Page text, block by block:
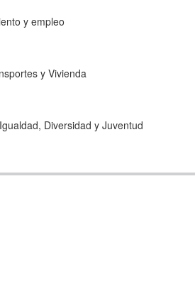
y empleo
y Vivienda
Diversidad y Juventud